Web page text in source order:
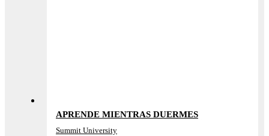
APRENDE MIENTRAS DUERMES
Summit University